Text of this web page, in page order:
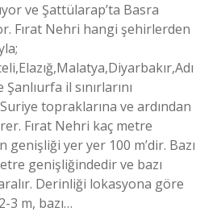
ve Şattülarap’ta Basra
Fırat Nehri hangi şehirlerden
il sınırlarını
topraklarına ve ardından
Fırat Nehri kaç metre
yer yer 100 m’dir. Bazı
genişliğindedir ve bazı
Derinliği lokasyona göre
3 m, bazı…